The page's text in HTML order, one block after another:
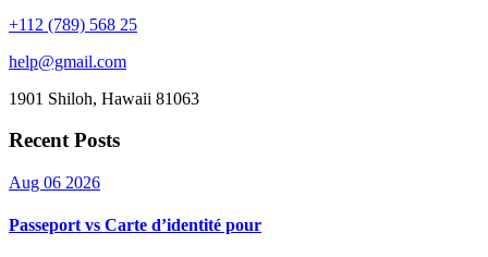
+112 (789) 568 25
help@gmail.com
1901 Shiloh, Hawaii 81063
Recent Posts
Aug 06 2026
Passeport vs Carte d’identité pour